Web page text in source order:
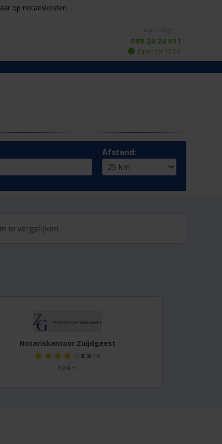
op notariskosten
088 24 24 611
Open tot 17:00
Afstand:
te vergelijken.
Notariskantoor Zuijdgeest
8,3(79)
8,8 km